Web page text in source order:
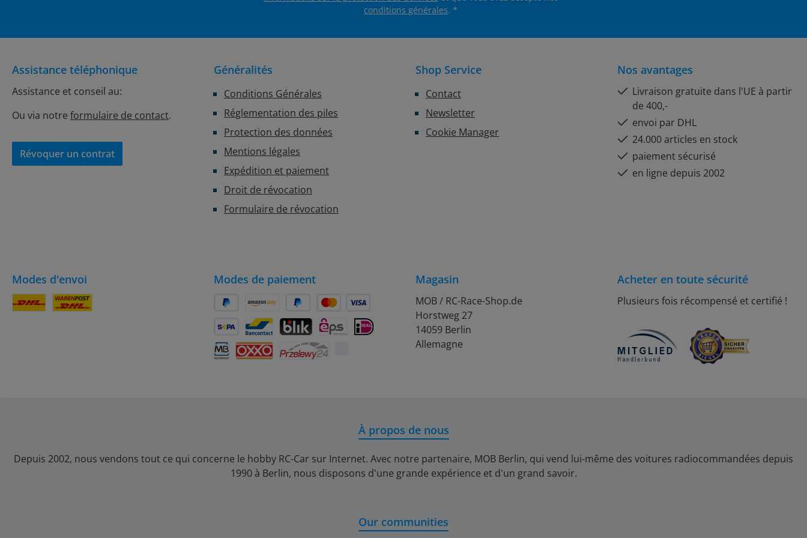
conditions générales. *
Assistance téléphonique
Assistance et conseil au:
Ou via notre formulaire de contact.
Révoquer un contrat
Généralités
Conditions Générales
Réglementation des piles
Protection des données
Mentions légales
Expédition et paiement
Droit de révocation
Formulaire de révocation
Shop Service
Contact
Newsletter
Cookie Manager
Nos avantages
Livraison gratuite dans l'UE à partir
de 400,-
envoi par DHL
24.000 articles en stock
paiement sécurisé
en ligne depuis 2002
Modes d'envoi Modes de paiement
Amazon PaySpäter BezahlenKredit- oder Debitkarte
SEPA Lastschrift
Bancontact
BLIK eps
Magasin
MOB / RC-Race-Shop.de
Horstweg 27
14059 Berlin
Allemagne
Acheter en toute sécurité
Plusieurs fois récompensé et certifié !
À propos de nous
Depuis 2002, nous vendons tout ce qui concerne le hobby RC-Car sur Internet. Avec notre partenaire, MOB Berlin, qui vend lui-même des voitures radiocommandées depuis
1990 à Berlin, nous disposons d'une grande expérience et d'un grand savoir.
Our communities